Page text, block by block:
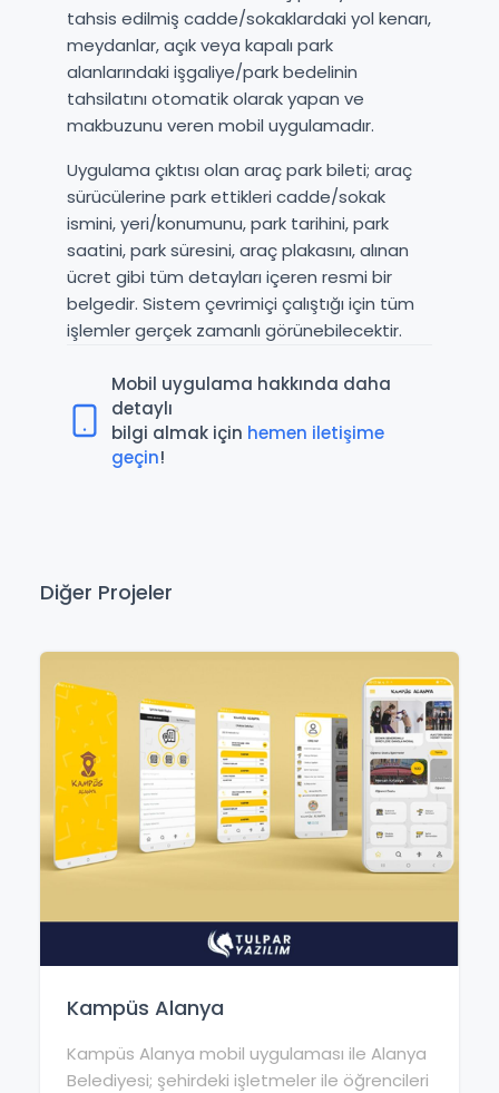
tahsis edilmiş cadde/sokaklardaki yol kenarı,
meydanlar, açık veya kapalı park
alanlarındaki işgaliye/park bedelinin
tahsilatını otomatik olarak yapan ve
makbuzunu veren mobil uygulamadır.
Uygulama çıktısı olan araç park bileti; araç
sürücülerine park ettikleri cadde/sokak
ismini, yeri/konumunu, park tarihini, park
saatini, park süresini, araç plakasını, alınan
ücret gibi tüm detayları içeren resmi bir
belgedir. Sistem çevrimiçi çalıştığı için tüm
işlemler gerçek zamanlı görünebilecektir.
Mobil uygulama hakkında daha
detaylı
bilgi almak için hemen iletişime
geçin!
Diğer Projeler
Kampüs Alanya
Kampüs Alanya mobil uygulaması ile Alanya
Belediyesi; şehirdeki işletmeler ile öğrencileri